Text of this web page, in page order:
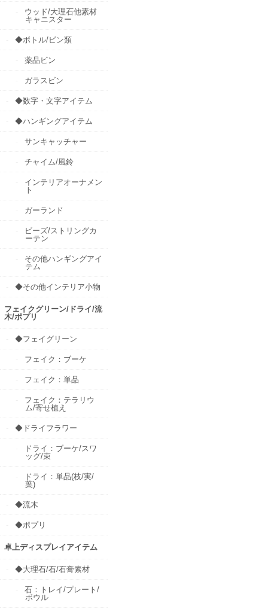
ウッド/大理石他素材
キャニスター
◆ボトル/ビン類
薬品ビン
ガラスビン
◆数字・文字アイテム
◆ハンギングアイテム
サンキャッチャー
チャイム/風鈴
インテリアオーナメン
ト
ガーランド
ビーズ/ストリングカ
ーテン
その他ハンギングアイ
テム
◆その他インテリア小物
フェイクグリーン/ドライ/流
木/ポプリ
◆フェイグリーン
フェイク：ブーケ
フェイク：単品
フェイク：テラリウ
ム/寄せ植え
◆ドライフラワー
ドライ：ブーケ/スワ
ッグ/束
ドライ：単品(枝/実/
葉)
◆流木
◆ポプリ
卓上ディスプレイアイテム
◆大理石/石/石膏素材
石：トレイ/プレート/
ボウル